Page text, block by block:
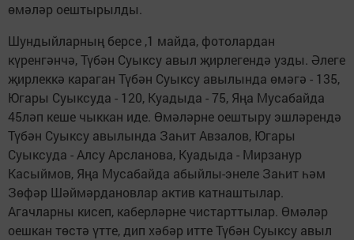
өмәләр оештырылды.
Шундыйларның берсе ,1 майда, фотолардан
күренгәнчә, Түбән Суыксу авыл җирлегендә узды. Әлеге
җирлеккә караган Түбән Суыксу авылында өмәгә - 135,
Югары Суыксуда - 120, Куадыда - 75, Яңа Мусабайда
45ләп кеше чыккан иде. Өмәләрне оештыру эшләрендә
Түбән Суыксу авылында Заһит Авзалов, Югары
Суыксуда - Алсу Арсланова, Куадыда - Мирзанур
Касыймов, Яңа Мусабайда абыйлы-энеле Заһит һәм
Зөфәр Шәймәрдановлар актив катнаштылар.
Агачларны кисеп, каберләрне чистарттылар. Өмәләр
оешкан төстә үтте, дип хәбәр итте Түбән Суыксу авыл